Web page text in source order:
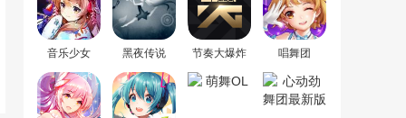
音乐少女 黑夜传说 节奏大爆炸 唱舞团